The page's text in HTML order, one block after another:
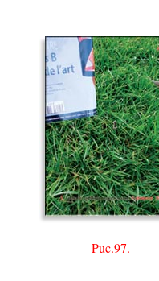
Puc.97.